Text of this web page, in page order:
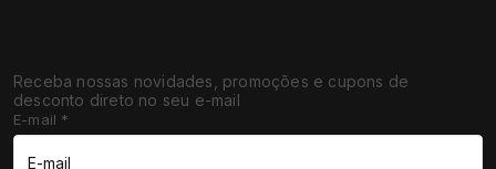
Receba nossas novidades, promoções e cupons de
desconto direto no seu e-mail
E-mail *